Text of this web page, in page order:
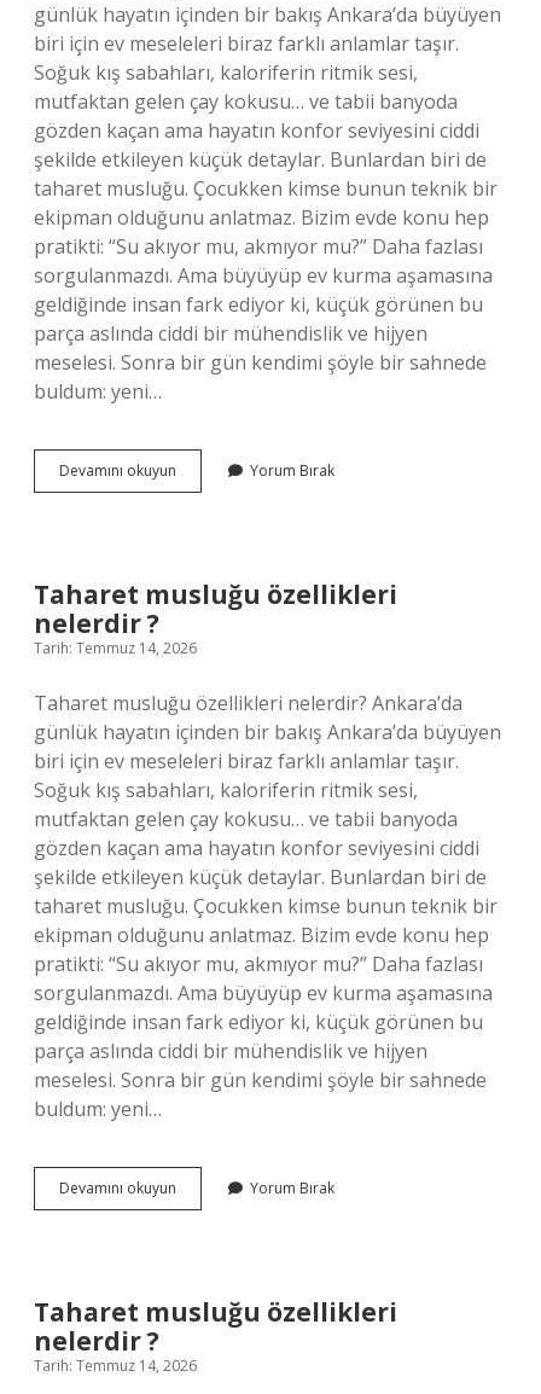
günlük hayatın içinden bir bakış Ankara’da büyüyen
biri için ev meseleleri biraz farklı anlamlar taşır.
Soğuk kış sabahları, kaloriferin ritmik sesi,
mutfaktan gelen çay kokusu… ve tabii banyoda
gözden kaçan ama hayatın konfor seviyesini ciddi
şekilde etkileyen küçük detaylar. Bunlardan biri de
taharet musluğu. Çocukken kimse bunun teknik bir
ekipman olduğunu anlatmaz. Bizim evde konu hep
pratikti: “Su akıyor mu, akmıyor mu?” Daha fazlası
sorgulanmazdı. Ama büyüyüp ev kurma aşamasına
geldiğinde insan fark ediyor ki, küçük görünen bu
parça aslında ciddi bir mühendislik ve hijyen
meselesi. Sonra bir gün kendimi şöyle bir sahnede
buldum: yeni…
Devamını okuyun
musluğu
Yorum Bırak
Taharet musluğu özellikleri
nelerdir ?
Tarih: Temmuz 14, 2026
Taharet musluğu özellikleri nelerdir? Ankara’da
günlük hayatın içinden bir bakış Ankara’da büyüyen
biri için ev meseleleri biraz farklı anlamlar taşır.
Soğuk kış sabahları, kaloriferin ritmik sesi,
mutfaktan gelen çay kokusu… ve tabii banyoda
gözden kaçan ama hayatın konfor seviyesini ciddi
şekilde etkileyen küçük detaylar. Bunlardan biri de
taharet musluğu. Çocukken kimse bunun teknik bir
ekipman olduğunu anlatmaz. Bizim evde konu hep
pratikti: “Su akıyor mu, akmıyor mu?” Daha fazlası
sorgulanmazdı. Ama büyüyüp ev kurma aşamasına
geldiğinde insan fark ediyor ki, küçük görünen bu
parça aslında ciddi bir mühendislik ve hijyen
meselesi. Sonra bir gün kendimi şöyle bir sahnede
buldum: yeni…
Devamını okuyun
musluğu
Yorum Bırak
Taharet musluğu özellikleri
nelerdir ?
Tarih: Temmuz 14, 2026